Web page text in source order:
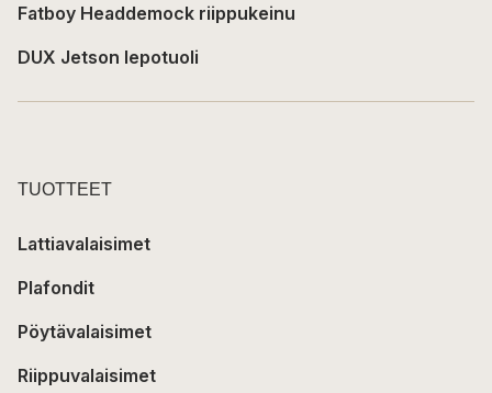
Fatboy Headdemock riippukeinu
DUX Jetson lepotuoli
TUOTTEET
Lattiavalaisimet
Plafondit
Pöytävalaisimet
Riippuvalaisimet